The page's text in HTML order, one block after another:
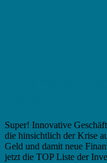
Super! Innovative
die hinsichtlich der Krise
Geld und damit neue
jetzt die TOP Liste der